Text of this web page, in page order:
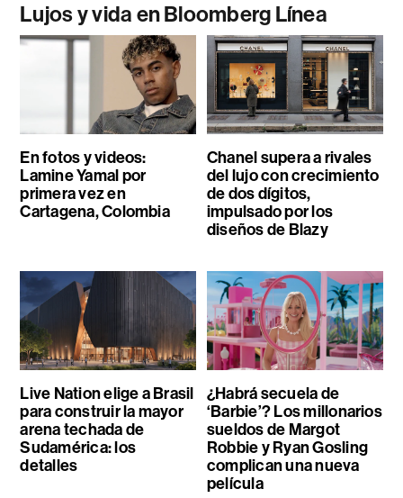
Lujos y vida en Bloomberg Línea
En fotos y videos:
Lamine Yamal por
primera vez en
Cartagena, Colombia
Chanel supera a rivales
del lujo con crecimiento
de dos dígitos,
impulsado por los
diseños de Blazy
Live Nation elige a Brasil
para construir la mayor
arena techada de
Sudamérica: los
detalles
¿Habrá secuela de
‘Barbie’? Los millonarios
sueldos de Margot
Robbie y Ryan Gosling
complican una nueva
película